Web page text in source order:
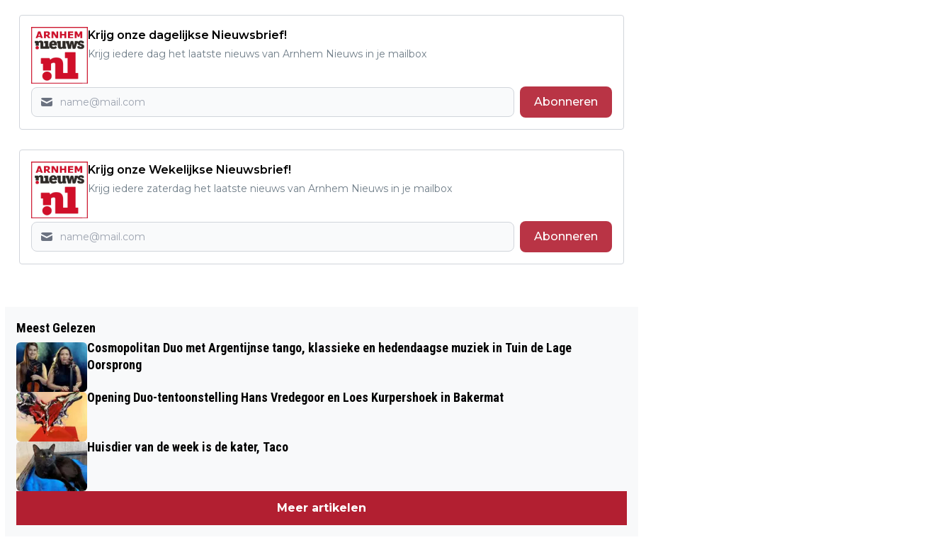
Krijg onze dagelijkse Nieuwsbrief!
Krijg iedere dag het laatste nieuws van Arnhem Nieuws in je mailbox
Abonneren
Krijg onze Wekelijkse Nieuwsbrief!
Krijg iedere zaterdag het laatste nieuws van Arnhem Nieuws in je mailbox
Abonneren
STATE OF FASHION 2024: PRINTSESSIES
EN GRATIS LATEN DRUKKEN
MEINERSWIJK OP 9 JUNI
Meest Gelezen
Cosmopolitan Duo met Argentijnse tango, klassieke en hedendaagse muziek in Tuin de Lage
Oorsprong
Opening Duo-tentoonstelling Hans Vredegoor en Loes Kurpershoek in Bakermat
Huisdier van de week is de kater, Taco
Meer artikelen